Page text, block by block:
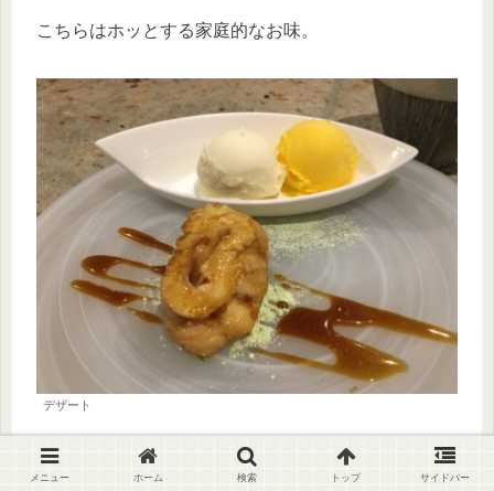
こちらはホッとする家庭的なお味。
デザート
最後のデザートは囲炉裏端に移動していただくこと
メニュー ホーム 検索 トップ サイドバー